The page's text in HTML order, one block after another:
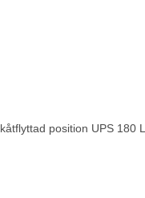
position UPS 180